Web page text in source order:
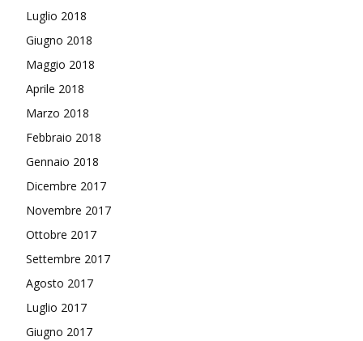
Luglio 2018
Giugno 2018
Maggio 2018
Aprile 2018
Marzo 2018
Febbraio 2018
Gennaio 2018
Dicembre 2017
Novembre 2017
Ottobre 2017
Settembre 2017
Agosto 2017
Luglio 2017
Giugno 2017